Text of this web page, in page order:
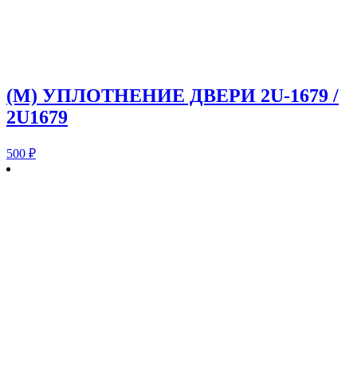
(M) УПЛОТНЕНИЕ ДВЕРИ 2U-1679 /
2U1679
500 ₽